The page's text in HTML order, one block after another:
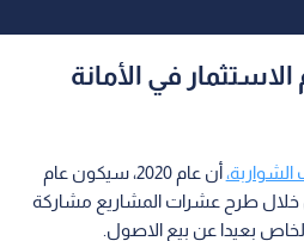
أن عام 2020، سيكون عام
خلال طرح عشرات المشاريع مشاركة
بعيدا عن بيع الاصول.